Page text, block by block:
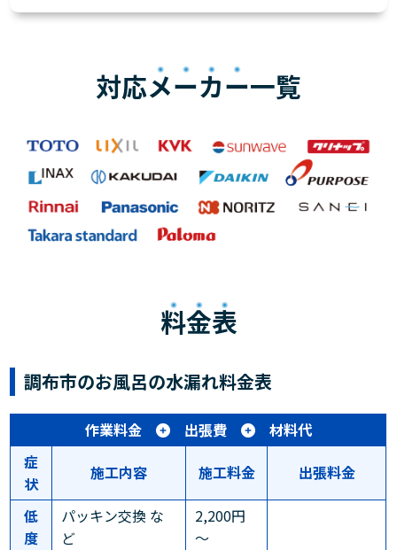
対応メーカー一覧
料金表
調布市のお風呂の水漏れ料金表
作業料金 出張費
材料代
症
状
施工内容 施工料金 出張料金
低
度
パッキン交換 な
ど
2,200円
～